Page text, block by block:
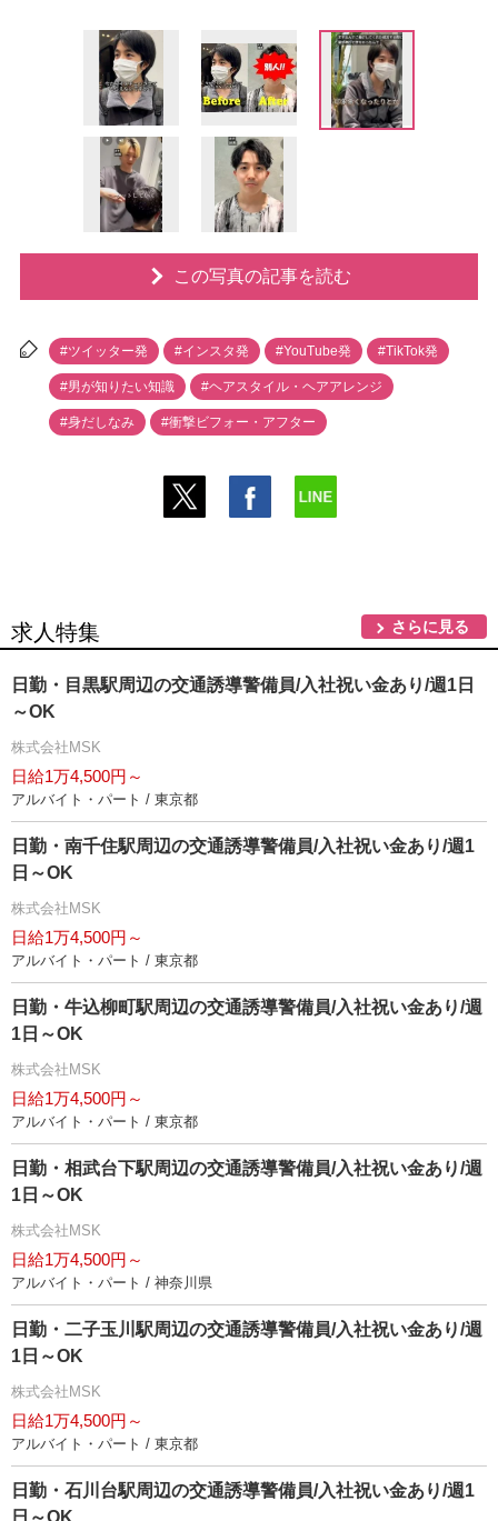
この写真の記事を読む
#ツイッター発 #インスタ発 #YouTube発 #TikTok発
#男が知りたい知識 #ヘアスタイル・ヘアアレンジ
#身だしなみ #衝撃ビフォー・アフター
求人特集 さらに見る
日勤・目黒駅周辺の交通誘導警備員/入社祝い金あり/週1日
～OK
株式会社MSK
日給1万4,500円～
アルバイト・パート / 東京都
日勤・南千住駅周辺の交通誘導警備員/入社祝い金あり/週1
日～OK
株式会社MSK
日給1万4,500円～
アルバイト・パート / 東京都
日勤・牛込柳町駅周辺の交通誘導警備員/入社祝い金あり/週
1日～OK
株式会社MSK
日給1万4,500円～
アルバイト・パート / 東京都
日勤・相武台下駅周辺の交通誘導警備員/入社祝い金あり/週
1日～OK
株式会社MSK
日給1万4,500円～
アルバイト・パート / 神奈川県
日勤・二子玉川駅周辺の交通誘導警備員/入社祝い金あり/週
1日～OK
株式会社MSK
日給1万4,500円～
アルバイト・パート / 東京都
日勤・石川台駅周辺の交通誘導警備員/入社祝い金あり/週1